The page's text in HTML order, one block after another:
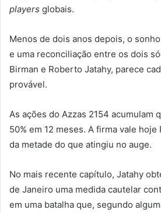
players globais.
Menos de dois anos depois, o
e uma reconciliação entre os dois
Birman e Roberto Jatahy, parece
provável.
As ações do Azzas 2154 acumulam
50% em 12 meses. A firma vale
da metade do que atingiu no auge.
No mais recente capítulo, Jatahy
de Janeiro uma medida cautelar
em uma batalha que, segundo